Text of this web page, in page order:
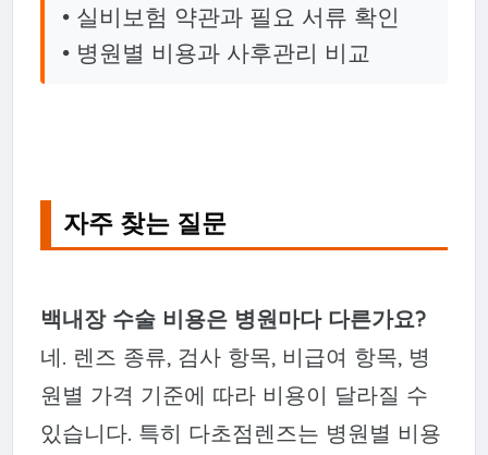
• 실비보험 약관과 필요 서류 확인
• 병원별 비용과 사후관리 비교
자주 찾는 질문
백내장 수술 비용은 병원마다 다른가요?
네. 렌즈 종류, 검사 항목, 비급여 항목, 병
원별 가격 기준에 따라 비용이 달라질 수
있습니다. 특히 다초점렌즈는 병원별 비용